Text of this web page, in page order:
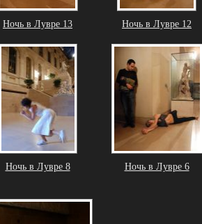
Ночь в Лувре 13 Ночь в Лувре 12
Ночь в Лувре 8 Ночь в Лувре 6